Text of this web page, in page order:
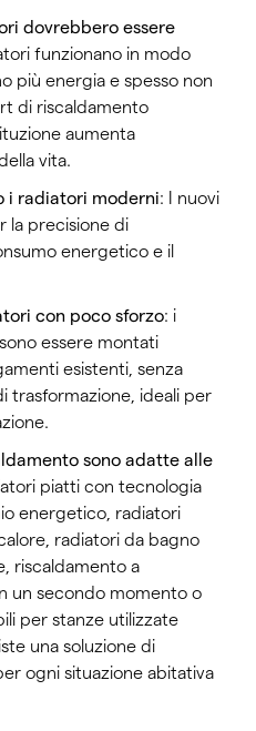
dovrebbero essere
funzionano in modo
più energia e spesso non
di riscaldamento
aumenta
vita.
i radiatori moderni: I nuovi
la precisione di
energetico e il
con poco sforzo: i
essere montati
esistenti, senza
trasformazione, ideali per
sono adatte alle
piatti con tecnologia
energetico, radiatori
radiatori da bagno
riscaldamento a
un secondo momento o
per stanze utilizzate
una soluzione di
ogni situazione abitativa